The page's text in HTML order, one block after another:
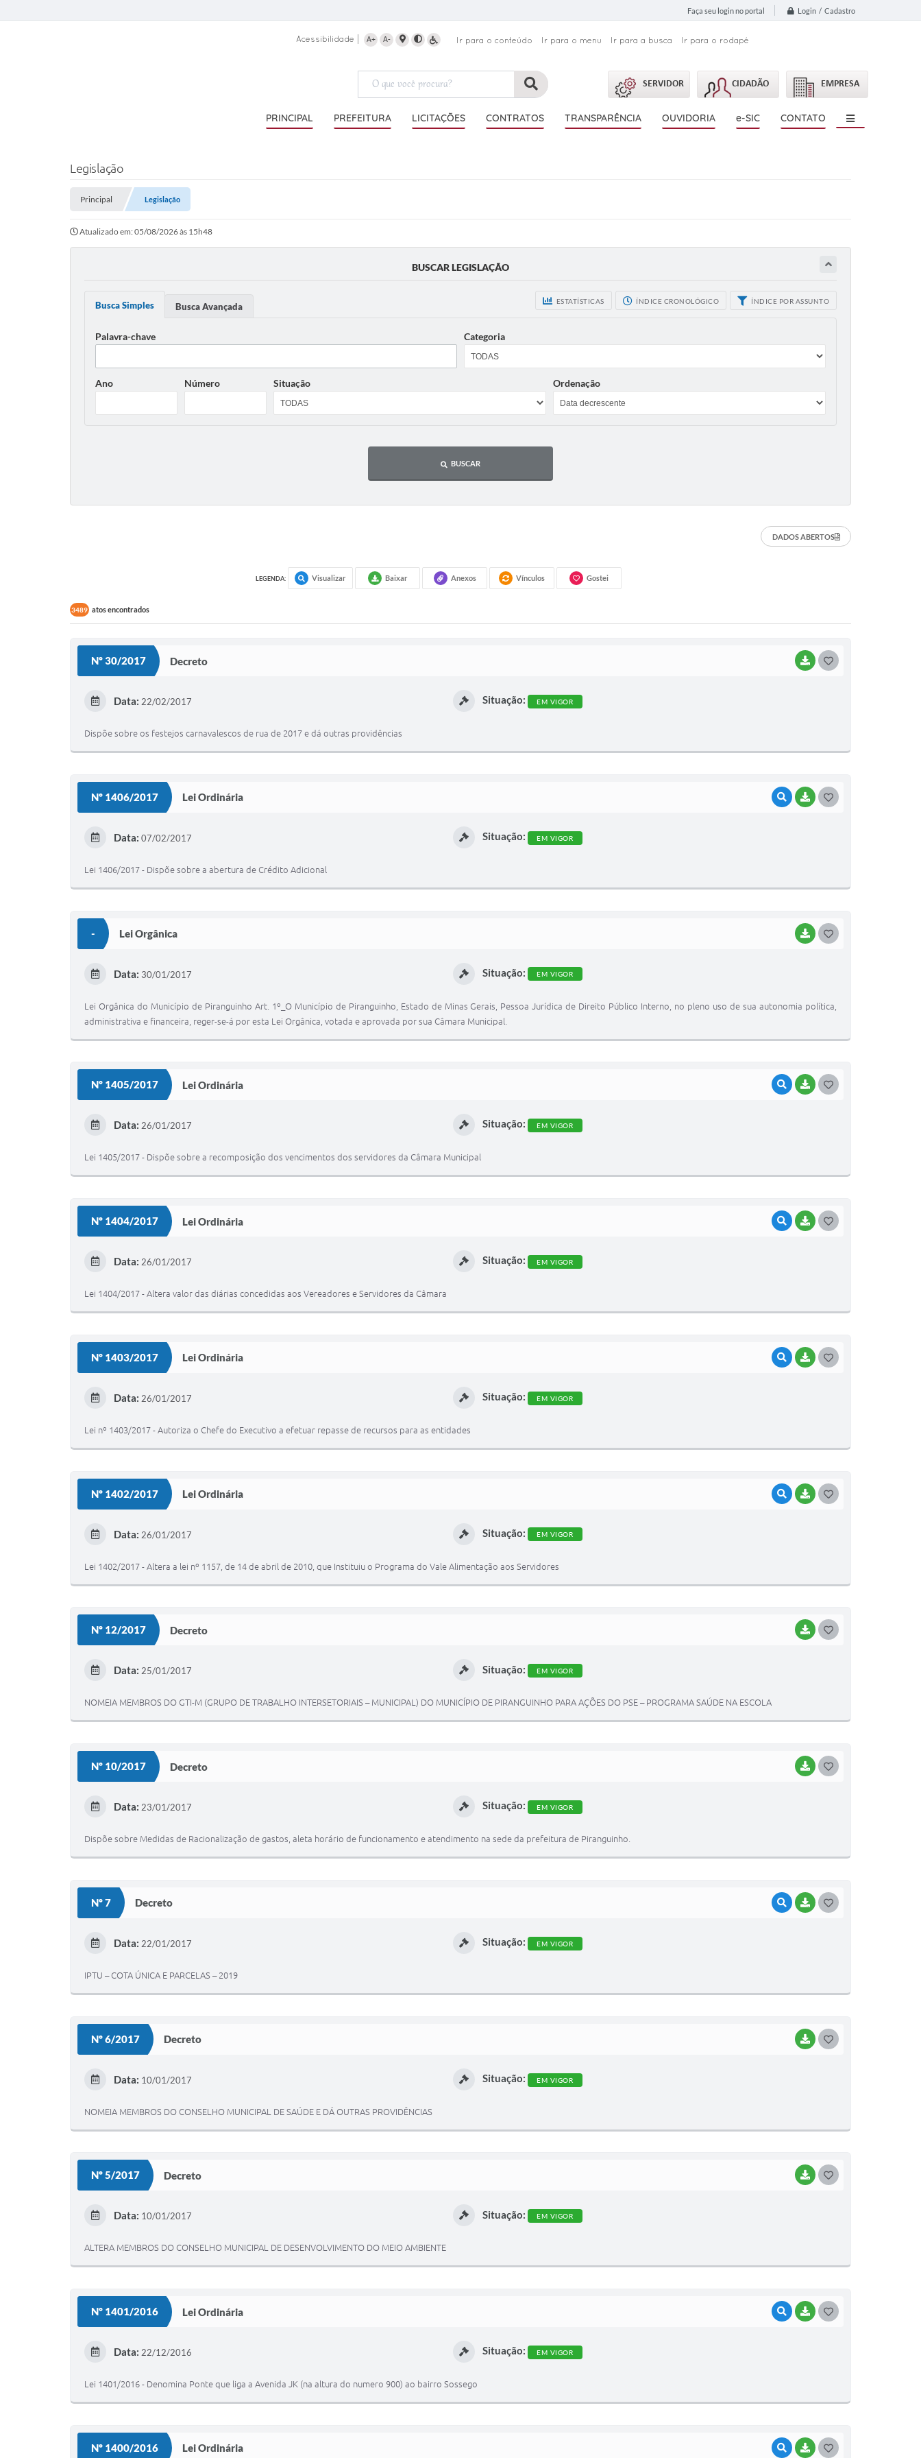
Faça seu login no portal Login / Cadastro
Acessibilidade A+ A- Ir para o conteúdo Ir para o menu Ir para a busca Ir para o rodapé
SERVIDOR CIDADÃO EMPRESA
PRINCIPAL PREFEITURA LICITAÇÕES CONTRATOS TRANSPARÊNCIA OUVIDORIA e-SIC CONTATO
Legislação
Principal Legislação
Atualizado em: 05/08/2026 às 15h48
BUSCAR LEGISLAÇÃO
ESTATÍSTICAS ÍNDICE CRONOLÓGICO ÍNDICE POR ASSUNTO
Busca Simples Busca Avançada
Palavra-chave Categoria
Ano Número Situação Ordenação
BUSCAR
DADOS ABERTOS
LEGENDA: Visualizar Baixar Anexos Vínculos Gostei
3489 atos encontrados
Nº 30/2017 Decreto BAIXAR
Data: 22/02/2017 Situação: EM VIGOR
Dispõe sobre os festejos carnavalescos de rua de 2017 e dá outras providências
Nº 1406/2017 Lei Ordinária VISUALIZAR
BAIXAR
Data: 07/02/2017 Situação: EM VIGOR
Lei 1406/2017 - Dispõe sobre a abertura de Crédito Adicional
- Lei Orgânica BAIXAR
Data: 30/01/2017 Situação: EM VIGOR
Lei Orgânica do Município de Piranguinho Art. 1º_O Município de Piranguinho, Estado de Minas Gerais, Pessoa Jurídica de Direito Público Interno, no pleno uso de sua autonomia política,
administrativa e financeira, reger-se-á por esta Lei Orgânica, votada e aprovada por sua Câmara Municipal.
Nº 1405/2017 Lei Ordinária VISUALIZAR
BAIXAR
Data: 26/01/2017 Situação: EM VIGOR
Lei 1405/2017 - Dispõe sobre a recomposição dos vencimentos dos servidores da Câmara Municipal
Nº 1404/2017 Lei Ordinária VISUALIZAR
BAIXAR
Data: 26/01/2017 Situação: EM VIGOR
Lei 1404/2017 - Altera valor das diárias concedidas aos Vereadores e Servidores da Câmara
Nº 1403/2017 Lei Ordinária VISUALIZAR
BAIXAR
Data: 26/01/2017 Situação: EM VIGOR
Lei nº 1403/2017 - Autoriza o Chefe do Executivo a efetuar repasse de recursos para as entidades
Nº 1402/2017 Lei Ordinária VISUALIZAR
BAIXAR
Data: 26/01/2017 Situação: EM VIGOR
Lei 1402/2017 - Altera a lei nº 1157, de 14 de abril de 2010, que Instituiu o Programa do Vale Alimentação aos Servidores
Nº 12/2017 Decreto BAIXAR
Data: 25/01/2017 Situação: EM VIGOR
NOMEIA MEMBROS DO GTI-M (GRUPO DE TRABALHO INTERSETORIAIS – MUNICIPAL) DO MUNICÍPIO DE PIRANGUINHO PARA AÇÕES DO PSE – PROGRAMA SAÚDE NA ESCOLA
Nº 10/2017 Decreto BAIXAR
Data: 23/01/2017 Situação: EM VIGOR
Dispõe sobre Medidas de Racionalização de gastos, aleta horário de funcionamento e atendimento na sede da prefeitura de Piranguinho.
Nº 7 Decreto VISUALIZAR
BAIXAR
Data: 22/01/2017 Situação: EM VIGOR
IPTU – COTA ÚNICA E PARCELAS – 2019
Nº 6/2017 Decreto BAIXAR
Data: 10/01/2017 Situação: EM VIGOR
NOMEIA MEMBROS DO CONSELHO MUNICIPAL DE SAÚDE E DÁ OUTRAS PROVIDÊNCIAS
Nº 5/2017 Decreto BAIXAR
Data: 10/01/2017 Situação: EM VIGOR
ALTERA MEMBROS DO CONSELHO MUNICIPAL DE DESENVOLVIMENTO DO MEIO AMBIENTE
Nº 1401/2016 Lei Ordinária VISUALIZAR
BAIXAR
Data: 22/12/2016 Situação: EM VIGOR
Lei 1401/2016 - Denomina Ponte que liga a Avenida JK (na altura do numero 900) ao bairro Sossego
Nº 1400/2016 Lei Ordinária VISUALIZAR
BAIXAR